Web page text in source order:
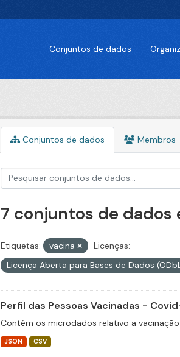
Conjuntos de dados
Conjuntos de dados Membros
7 conjuntos de dados
Etiquetas: vacina
Licenças:
Licença Aberta para Bases de Dados
Perfil das Pessoas Vacinadas -
Contém os microdados relativo a
JSON CSV